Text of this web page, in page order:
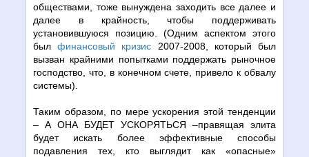
обществами, тоже вынуждена заходить все далее и
далее в крайность, чтобы поддерживать
установившуюся позицию. (Одним аспектом этого
былфинансовый кризис 2007-2008, который был
вызван крайними попытками поддержать рыночное
господство, что, в конечном счете, привело к обвалу
системы).
Таким образом, по мере ускорения этой тенденции
– А ОНА БУДЕТ УСКОРЯТЬСЯ –правящая элита
будет искать более эффективные способы
подавления тех, кто выглядит как «опасные»